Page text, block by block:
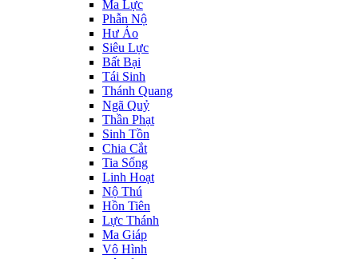
Ma Lực
Phẫn Nộ
Hư Ảo
Siêu Lực
Bất Bại
Tái Sinh
Thánh Quang
Ngã Quỷ
Thần Phạt
Sinh Tồn
Chia Cắt
Tia Sống
Linh Hoạt
Nộ Thú
Hồn Tiên
Lực Thánh
Ma Giáp
Vô Hình